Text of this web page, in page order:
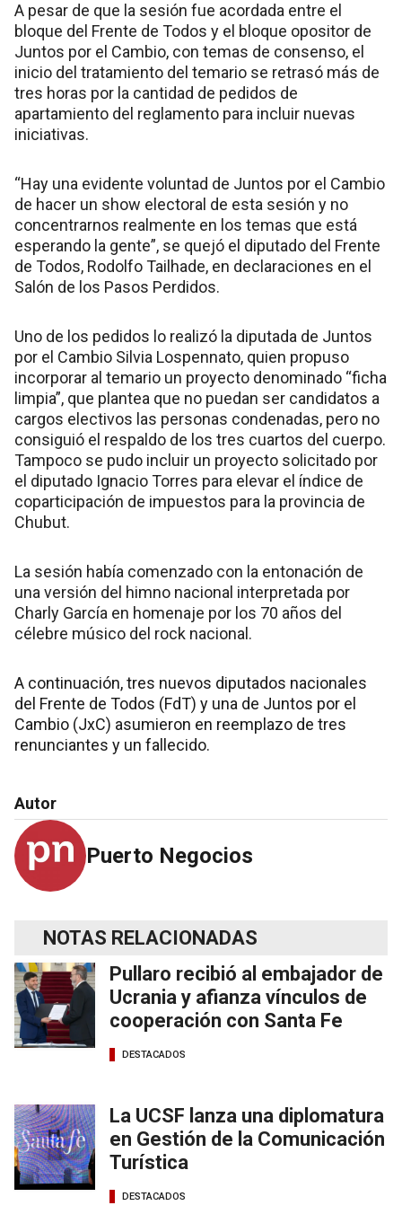
A pesar de que la sesión fue acordada entre el
bloque del Frente de Todos y el bloque opositor de
Juntos por el Cambio, con temas de consenso, el
inicio del tratamiento del temario se retrasó más de
tres horas por la cantidad de pedidos de
apartamiento del reglamento para incluir nuevas
iniciativas.
“Hay una evidente voluntad de Juntos por el Cambio
de hacer un show electoral de esta sesión y no
concentrarnos realmente en los temas que está
esperando la gente”, se quejó el diputado del Frente
de Todos, Rodolfo Tailhade, en declaraciones en el
Salón de los Pasos Perdidos.
Uno de los pedidos lo realizó la diputada de Juntos
por el Cambio Silvia Lospennato, quien propuso
incorporar al temario un proyecto denominado “ficha
limpia”, que plantea que no puedan ser candidatos a
cargos electivos las personas condenadas, pero no
consiguió el respaldo de los tres cuartos del cuerpo.
Tampoco se pudo incluir un proyecto solicitado por
el diputado Ignacio Torres para elevar el índice de
coparticipación de impuestos para la provincia de
Chubut.
La sesión había comenzado con la entonación de
una versión del himno nacional interpretada por
Charly García en homenaje por los 70 años del
célebre músico del rock nacional.
A continuación, tres nuevos diputados nacionales
del Frente de Todos (FdT) y una de Juntos por el
Cambio (JxC) asumieron en reemplazo de tres
renunciantes y un fallecido.
Autor
Puerto Negocios
NOTAS RELACIONADAS
Pullaro recibió al embajador de
Ucrania y afianza vínculos de
cooperación con Santa Fe
DESTACADOS
La UCSF lanza una diplomatura
en Gestión de la Comunicación
Turística
DESTACADOS